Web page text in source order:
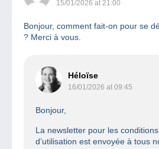
15/01/2026 at 21:00
Bonjour, comment fait-on pour se
? Merci à vous.
Héloïse
16/01/2026 at 09:45
Bonjour,
La newsletter pour les
d’utilisation est envoyée à tous